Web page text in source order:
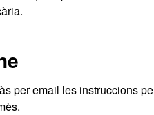
per email les instruccions